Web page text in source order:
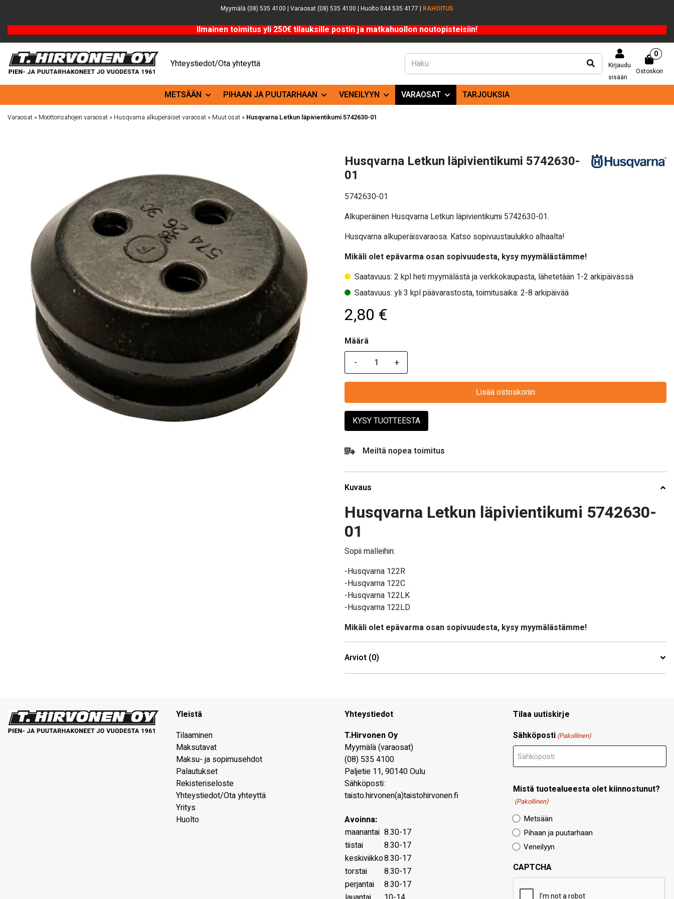
Myymälä (08) 535 4100 | Varaosat (08) 535 4100 | Huolto 044 535 4177 | RAHOITUS
Ilmainen toimitus yli 250€ tilauksille postin ja matkahuollon noutopisteisiin!
Yhteystiedot/Ota yhteyttä
Kirjaudu
sisään
Ostoskori
0
METSÄÄN PIHAAN JA PUUTARHAAN VENEILYYN VARAOSAT TARJOUKSIA
Varaosat » Moottorisahojen varaosat » Husqvarna alkuperäiset varaosat » Muut osat » Husqvarna Letkun läpivientikumi 5742630-01
Husqvarna Letkun läpivientikumi 5742630-
01
5742630-01
Alkuperäinen Husqvarna Letkun läpivientikumi 5742630-01.
Husqvarna alkuperäisvaraosa. Katso sopivuustaulukko alhaalta!
Mikäli olet epävarma osan sopivuudesta, kysy myymälästämme!
Saatavuus: 2 kpl heti myymälästä ja verkkokaupasta, lähetetään 1-2 arkipäivässä
Saatavuus: yli 3 kpl päävarastosta, toimitusaika: 2-8 arkipäivää
2,80 €
Määrä
Määrä
Lisää ostoskoriin
KYSY TUOTTEESTA
Meiltä nopea toimitus
Kuvaus
Husqvarna Letkun läpivientikumi 5742630-
01
Sopii malleihin:
-Husqvarna 122R
-Husqvarna 122C
-Husqvarna 122LK
-Husqvarna 122LD
Mikäli olet epävarma osan sopivuudesta, kysy myymälästämme!
Arviot (0)
Yleistä
Tilaaminen
Maksutavat
Maksu- ja sopimusehdot
Palautukset
Rekisteriseloste
Yhteystiedot/Ota yhteyttä
Yritys
Huolto
Yhteystiedot
T.Hirvonen Oy
Myymälä (varaosat)
(08) 535 4100
Paljetie 11,90140Oulu
Sähköposti:
taisto.hirvonen(a)taistohirvonen.fi
Avoinna:
maanantai 8.30-17
tiistai
8.30-17
keskiviikko8.30-17
torstai
8.30-17
perjantai
8.30-17
Tilaa uutiskirje
Sähköposti (Pakollinen)
Mistä tuotealueesta olet kiinnostunut?
(Pakollinen)
Metsään
Pihaan ja puutarhaan
Veneilyyn
CAPTCHA